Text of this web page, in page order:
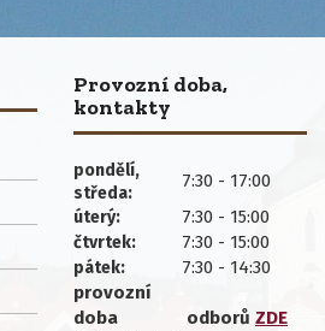
Provozní doba,
kontakty
pondělí,
středa:
7:30 - 17:00
úterý: 7:30 - 15:00
čtvrtek: 7:30 - 15:00
pátek:
7:30 - 14:30
provozní
doba
odborů ZDE